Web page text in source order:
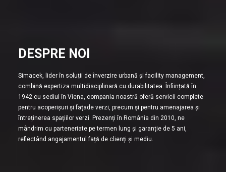
DESPRE NOI
Simacek, lider în soluții de înverzire urbană și facility management,
combină expertiza multidisciplinară cu durabilitatea. Înființată în
1942 cu sediul în Viena, compania noastră oferă servicii complete
pentru acoperișuri și fațade verzi, precum și pentru amenajarea și
întreținerea spațiilor verzi. Prezenți în România din 2010, ne
mândrim cu parteneriate pe termen lung și garanție de 5 ani,
reflectând angajamentul față de clienți și mediu.